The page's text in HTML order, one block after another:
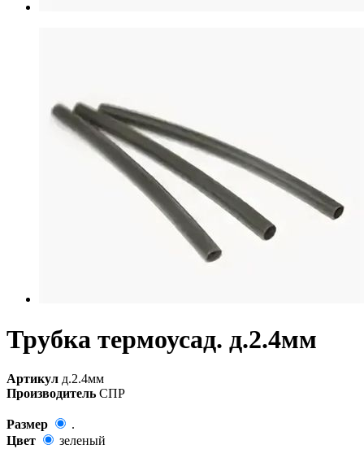
Трубка термоусад. д.2.4мм
Артикул д.2.4мм
Производитель СПР
Размер
.
Цвет
зеленый